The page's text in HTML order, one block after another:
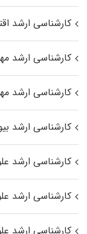
کارشناسی ارشد
کارشناسی ارشد
کارشناسی ارشد
کارشناسی ارشد
کارشناسی ارشد
کارشناسی ارشد
کارشناسی ارشد